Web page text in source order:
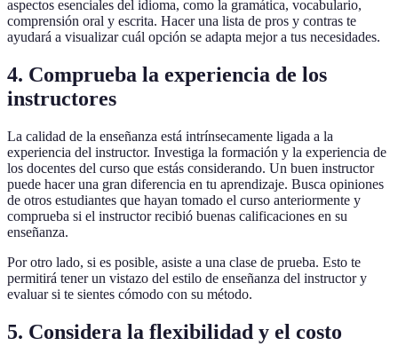
aspectos esenciales del idioma, como la gramática, vocabulario,
comprensión oral y escrita. Hacer una lista de pros y contras te
ayudará a visualizar cuál opción se adapta mejor a tus necesidades.
4. Comprueba la experiencia de los
instructores
La calidad de la enseñanza está intrínsecamente ligada a la
experiencia del instructor. Investiga la formación y la experiencia de
los docentes del curso que estás considerando. Un buen instructor
puede hacer una gran diferencia en tu aprendizaje. Busca opiniones
de otros estudiantes que hayan tomado el curso anteriormente y
comprueba si el instructor recibió buenas calificaciones en su
enseñanza.
Por otro lado, si es posible, asiste a una clase de prueba. Esto te
permitirá tener un vistazo del estilo de enseñanza del instructor y
evaluar si te sientes cómodo con su método.
5. Considera la flexibilidad y el costo